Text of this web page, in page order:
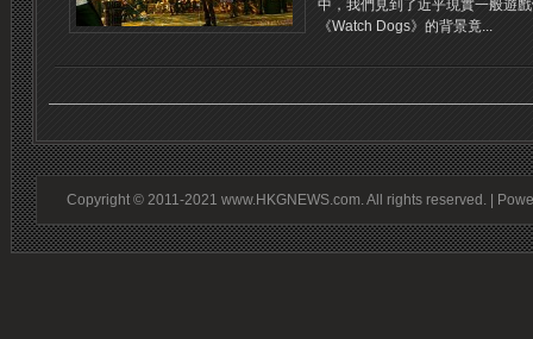
中，我們見到了近乎現實一般遊
《Watch Dogs》的背景竟...
Copyright © 2011-2021 www.HKGNEWS.com. All rights reserved. |